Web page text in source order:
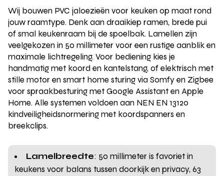
Wij bouwen PVC jaloezieën voor keuken op maat rond
jouw raamtype. Denk aan draaikiep ramen, brede pui
of smal keukenraam bij de spoelbak. Lamellen zijn
veelgekozen in 50 millimeter voor een rustige aanblik en
maximale lichtregeling. Voor bediening kies je
handmatig met koord en kantelstang, of elektrisch met
stille motor en smart home sturing via Somfy en Zigbee
voor spraakbesturing met Google Assistant en Apple
Home. Alle systemen voldoen aan NEN EN 13120
kindveiligheidsnormering met koordspanners en
breekclips.
Lamelbreedte: 50 millimeter is favoriet in
keukens voor balans tussen doorkijk en privacy, 63